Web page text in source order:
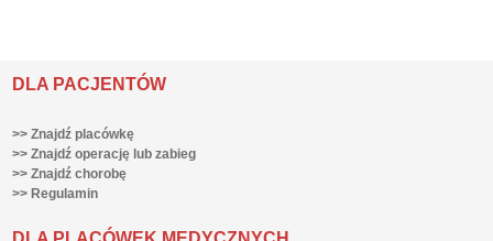
DLA PACJENTÓW
>> Znajdź placówkę
>> Znajdź operację lub zabieg
>> Znajdź chorobę
>> Regulamin